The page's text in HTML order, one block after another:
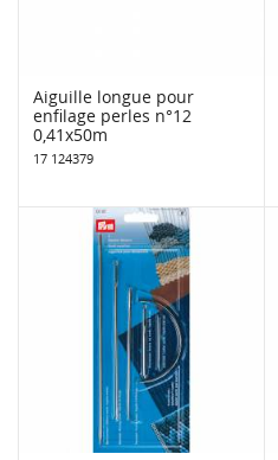
Aiguille longue pour
enfilage perles n°12
0,41x50m
17 124379